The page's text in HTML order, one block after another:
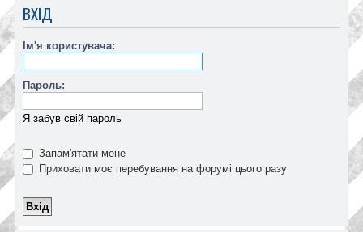
ВХІД
Ім'я користувача:
Пароль:
Я забув свій пароль
Запам'ятати мене
Приховати моє перебування на форумі цього разу